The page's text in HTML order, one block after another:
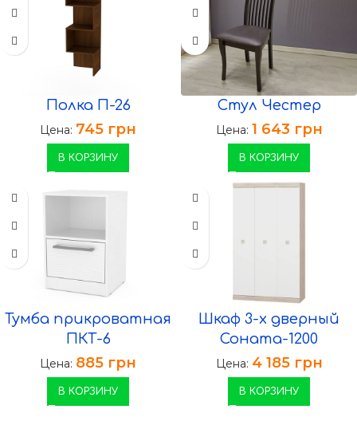
Полка П-26
Цена: 745 грн
В КОРЗИНУ
Стул Честер
Цена: 1 643 грн
В КОРЗИНУ
Тумба прикроватная
ПКТ-6
Цена: 885 грн
В КОРЗИНУ
Шкаф 3-х дверный
Соната-1200
Цена: 4 185 грн
В КОРЗИНУ